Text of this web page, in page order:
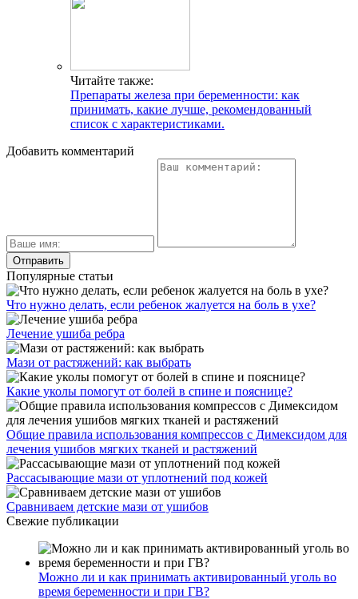
Читайте также:
Препараты железа при беременности: как
принимать, какие лучше, рекомендованный
список с характеристиками.
Добавить комментарий
Популярные статьи
Что нужно делать, если ребенок жалуется на боль в ухе?
Лечение ушиба ребра
Мази от растяжений: как выбрать
Какие уколы помогут от болей в спине и пояснице?
Общие правила использования компрессов с Димексидом для
лечения ушибов мягких тканей и растяжений
Рассасывающие мази от уплотнений под кожей
Сравниваем детские мази от ушибов
Свежие публикации
Можно ли и как принимать активированный уголь во
время беременности и при ГВ?